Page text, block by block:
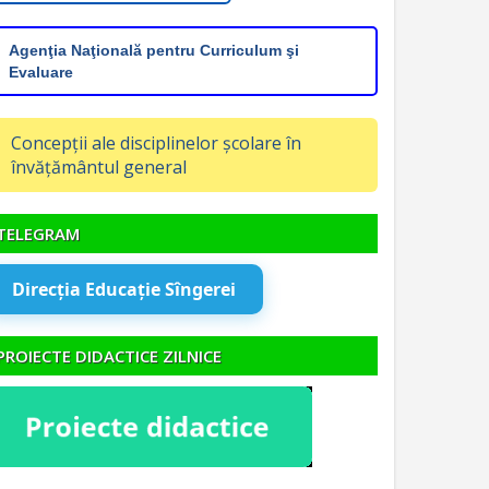
Agenţia Naţională pentru Curriculum şi
Evaluare
Concepții ale disciplinelor școlare în
învățământul general
Direcția Educație Sîngerei
DIDACTICE ZILNICE